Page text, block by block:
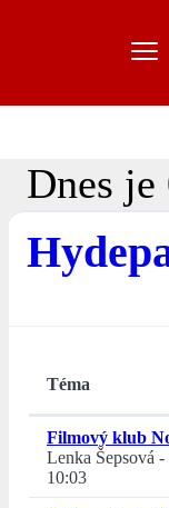
Dnes je
Téma
Filmový klub
Lenka Šepsová -
10:03